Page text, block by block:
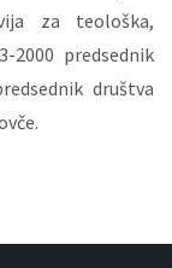
za teološka,
2000 predsednik
društva